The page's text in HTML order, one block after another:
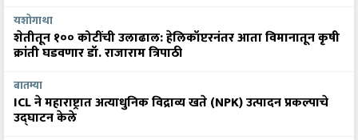
यशोगाथा
शेतीतून १०० कोटींची उलाढाल: हेलिकॉप्टरनंतर आता विमानातून कृषी
क्रांती घडवणार डॉ. राजाराम त्रिपाठी
बातम्या
ICL ने महाराष्ट्रात अत्याधुनिक विद्राव्य खते (NPK) उत्पादन प्रकल्पाचे
उद्घाटन केले